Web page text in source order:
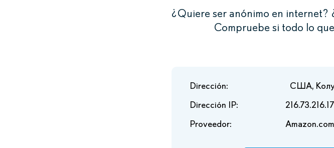
¿Quiere ser anónimo en
Compruebe si todo lo
Dirección:
США,
Dirección IP:
Proveedor:
Amazon.com